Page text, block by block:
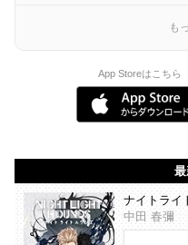
も
App Storeはこちら
ナイトライ
中田 春彌